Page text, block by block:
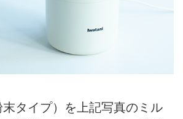
タイプ）を上記写真のミル